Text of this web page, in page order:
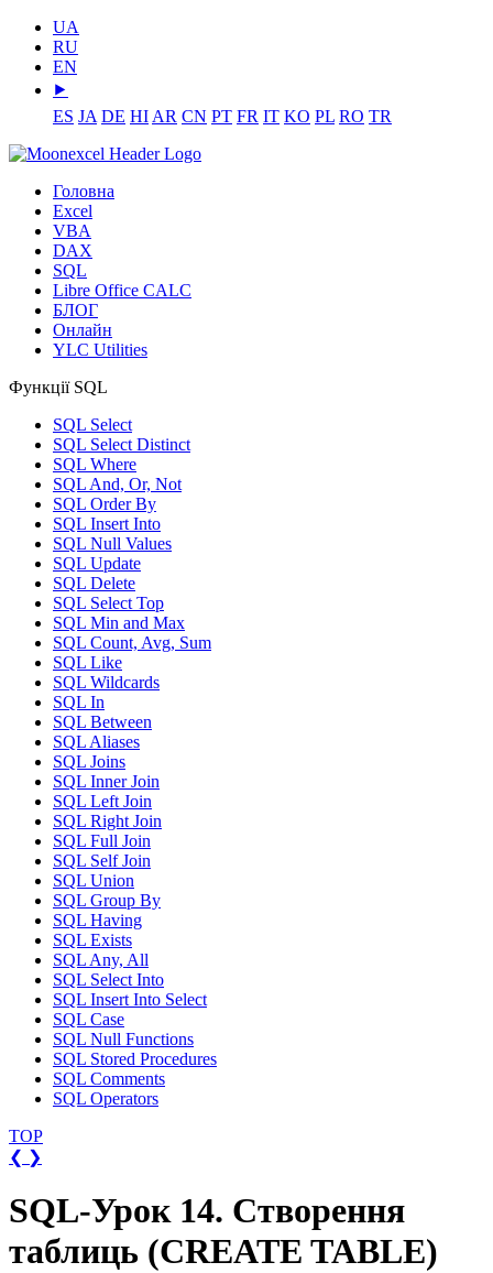
UA
RU
EN
⯈
ES JA DE HI AR CN PT FR IT KO PL RO TR
Головна
Excel
VBA
DAX
SQL
Libre Office CALC
БЛОГ
Онлайн
YLC Utilities
Функції SQL
SQL Select
SQL Select Distinct
SQL Where
SQL And, Or, Not
SQL Order By
SQL Insert Into
SQL Null Values
SQL Update
SQL Delete
SQL Select Top
SQL Min and Max
SQL Count, Avg, Sum
SQL Like
SQL Wildcards
SQL In
SQL Between
SQL Aliases
SQL Joins
SQL Inner Join
SQL Left Join
SQL Right Join
SQL Full Join
SQL Self Join
SQL Union
SQL Group By
SQL Having
SQL Exists
SQL Any, All
SQL Select Into
SQL Insert Into Select
SQL Case
SQL Null Functions
SQL Stored Procedures
SQL Comments
SQL Operators
TOP
❮ ❯
SQL-Урок 14. Створення
таблиць (CREATE TABLE)